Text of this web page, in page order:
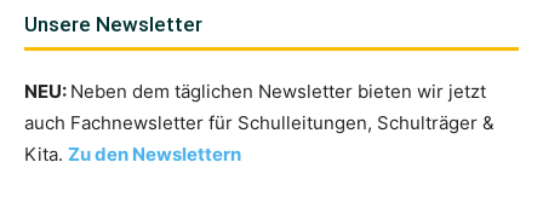
Unsere Newsletter
NEU: Neben dem täglichen Newsletter bieten wir jetzt
auch Fachnewsletter für Schulleitungen, Schulträger &
Kita. Zu den Newslettern